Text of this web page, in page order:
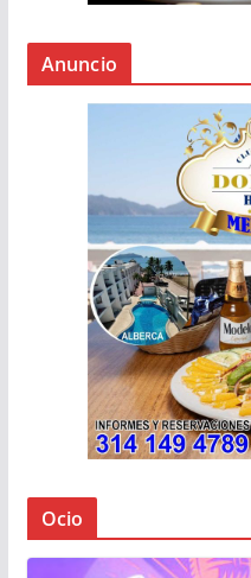
Anuncio
Ocio